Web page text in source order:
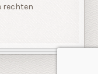
rechten